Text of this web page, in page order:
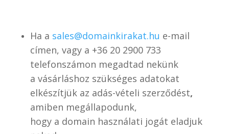
Ha a sales@domainkirakat.hu e-mail
címen, vagy a +36 20 2900 733
telefonszámon megadtad nekünk
a vásárláshoz szükséges adatokat
elkészítjük az adás-vételi szerződést,
amiben megállapodunk,
hogy a domain használati jogát eladjuk